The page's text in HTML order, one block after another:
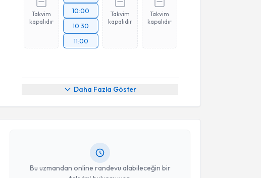
Takvim
kapalıdır
10:00
10:30
11:00
Takvim
kapalıdır
Takvim
kapalıdır
Daha Fazla Göster
Bu uzmandan online randevu alabileceğin bir
Randevu Takvimi Talebi